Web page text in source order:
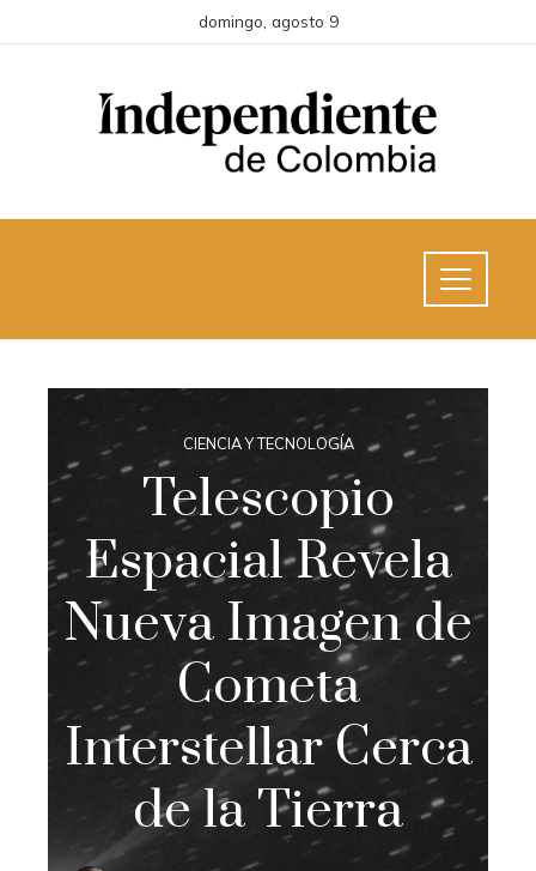
domingo, agosto 9
CIENCIA Y TECNOLOGÍA
Telescopio
Espacial Revela
Nueva Imagen de
Cometa
Interstellar Cerca
de la Tierra